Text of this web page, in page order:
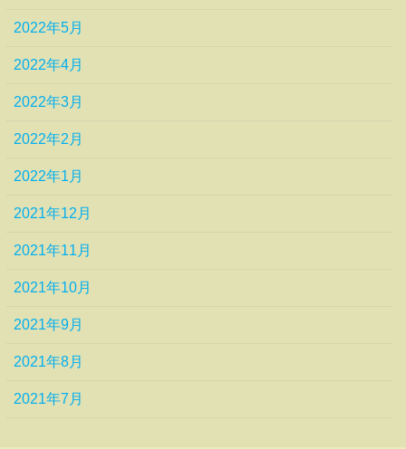
2022年5月
2022年4月
2022年3月
2022年2月
2022年1月
2021年12月
2021年11月
2021年10月
2021年9月
2021年8月
2021年7月